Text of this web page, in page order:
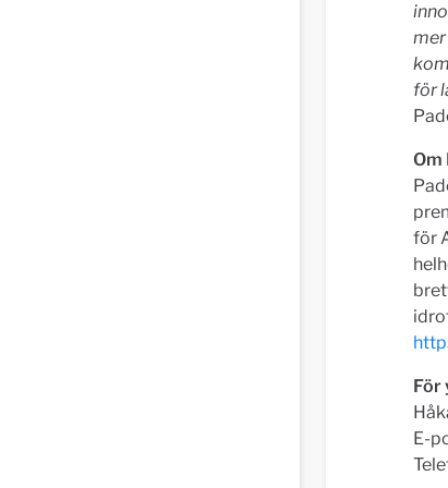
för
Om
för
För
E-